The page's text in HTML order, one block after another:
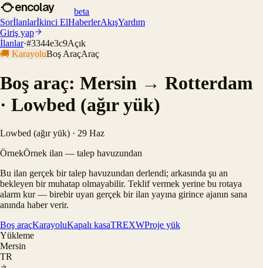
encolay
beta
Sorİlanlarİkinci ElHaberlerAkışYardım
Giriş yap
İlanlar·#3344e3c9Açık
🚚 KarayoluBoş AraçAraç
Boş araç: Mersin → Rotterdam
· Lowbed (ağır yük)
Lowbed (ağır yük) · 29 Haz
ÖrnekÖrnek ilan — talep havuzundan
Bu ilan gerçek bir talep havuzundan derlendi; arkasında şu an
bekleyen bir muhatap olmayabilir. Teklif vermek yerine bu rotaya
alarm kur — birebir uyan gerçek bir ilan yayına girince ajanın sana
anında haber verir.
Boş araçKarayoluKapalı kasaTREXWProje yük
Yükleme
Mersin
TR